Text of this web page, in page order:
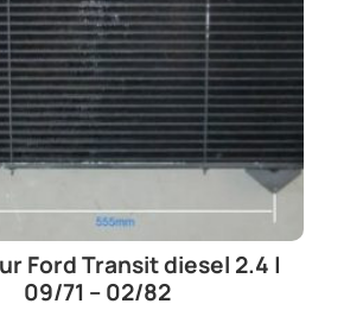
Ford Transit diesel 2.4 |
09/71 – 02/82